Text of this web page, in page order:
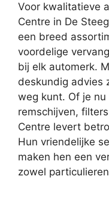
Voor kwalitatieve
Centre in De
een breed
voordelige
bij elk automerk.
deskundig advies
weg kunt. Of je
remschijven,
Centre levert
Hun vriendelijke
maken hen een
zowel